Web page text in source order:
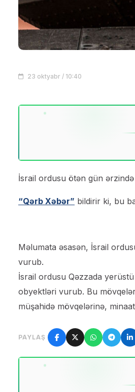
23 oktyabr / 10:40
İsrail ordusu ötən gün
“Qərb Xəbər” bildirir ki, bu
Məlumata əsasən, İsrail
vurub.
İsrail ordusu Qəzzada
obyektləri vurub. Bu
müşahidə mövqelərinə,
PAYLAŞ